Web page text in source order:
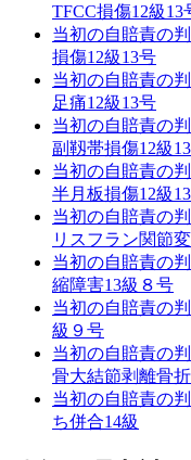
TFCC損傷12級13
当初の自賠責の
損傷12級13号
当初の自賠責の
足痛12級13号
当初の自賠責の
副靱帯損傷12級
当初の自賠責の
半月板損傷12級
当初の自賠責の
リスフラン関節
当初の自賠責の
縮障害13級８号
当初の自賠責の
級９号
当初の自賠責の
骨大結節剥離骨
当初の自賠責の
ち併合14級